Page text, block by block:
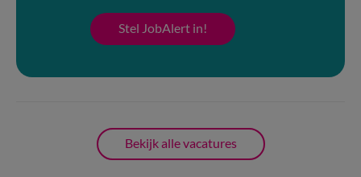
Stel JobAlert in!
Bekijk alle vacatures